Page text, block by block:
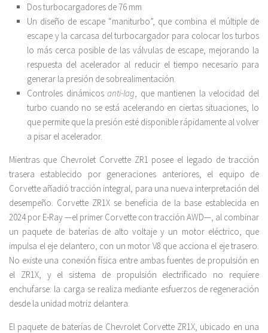
Dos turbocargadores de 76 mm
Un diseño de escape “maniturbo”, que combina el múltiple de
escape y la carcasa del turbocargador para colocar los turbos
lo más cerca posible de las válvulas de escape, mejorando la
respuesta del acelerador al reducir el tiempo necesario para
generar la presión de sobrealimentación.
Controles dinámicosanti-lag , que mantienen la velocidad del
turbo cuando no se está acelerando en ciertas situaciones, lo
que permite que la presión esté disponible rápidamente al volver
a pisar el acelerador.
Mientras que Chevrolet Corvette ZR1 posee el legado de tracción
trasera establecido por generaciones anteriores, el equipo de
Corvette añadió tracción integral, para una nueva interpretación del
desempeño. Corvette ZR1X se beneficia de la base establecida en
2024 por E-Ray —el primer Corvette con tracción AWD—, al combinar
un paquete de baterías de alto voltaje y un motor eléctrico, que
impulsa el eje delantero, con un motor V8 que acciona el eje trasero.
No existe una conexión física entre ambas fuentes de propulsión en
el ZR1X, y el sistema de propulsión electrificado no requiere
enchufarse: la carga se realiza mediante esfuerzos de regeneración
desde la unidad motriz delantera.
El paquete de baterías de Chevrolet Corvette ZR1X, ubicado en una